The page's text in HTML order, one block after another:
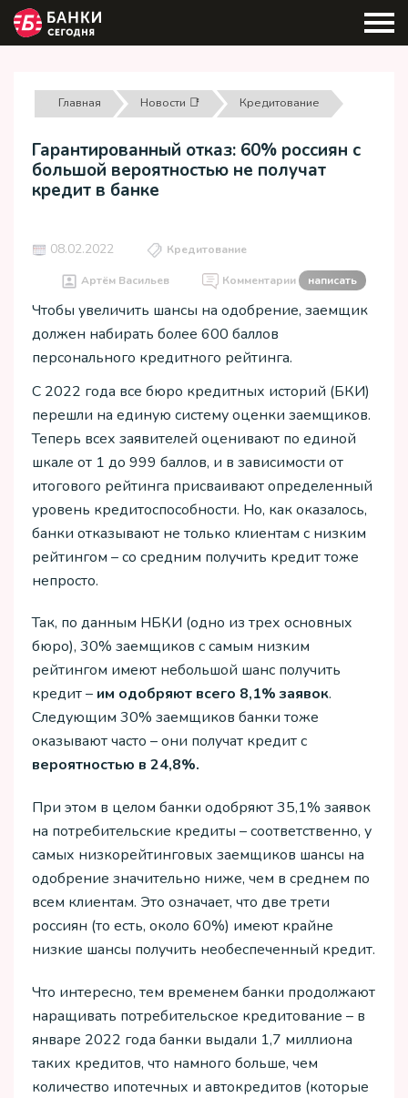
Главная Новости 📑 Кредитование
Гарантированный отказ: 60% россиян с
большой вероятностью не получат
кредит в банке
08.02.2022 Кредитование
Артём Васильев Комментарии написать
Чтобы увеличить шансы на одобрение, заемщик
должен набирать более 600 баллов
персонального кредитного рейтинга.
С 2022 года все бюро кредитных историй (БКИ)
перешли на единую систему оценки заемщиков.
Теперь всех заявителей оценивают по единой
шкале от 1 до 999 баллов, и в зависимости от
итогового рейтинга присваивают определенный
уровень кредитоспособности. Но, как оказалось,
банки отказывают не только клиентам с низким
рейтингом – со средним получить кредит тоже
непросто.
Так, по данным НБКИ (одно из трех основных
бюро), 30% заемщиков с самым низким
рейтингом имеют небольшой шанс получить
кредит – им одобряют всего 8,1% заявок.
Следующим 30% заемщиков банки тоже
оказывают часто – они получат кредит с
вероятностью в 24,8%.
При этом в целом банки одобряют 35,1% заявок
на потребительские кредиты – соответственно, у
самых низкорейтинговых заемщиков шансы на
одобрение значительно ниже, чем в среднем по
всем клиентам. Это означает, что две трети
россиян (то есть, около 60%) имеют крайне
низкие шансы получить необеспеченный кредит.
Что интересно, тем временем банки продолжают
наращивать потребительское кредитование – в
январе 2022 года банки выдали 1,7 миллиона
таких кредитов, что намного больше, чем
количество ипотечных и автокредитов (которые